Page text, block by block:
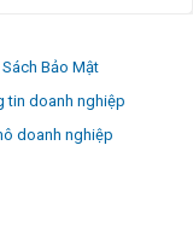
Sách Bảo Mật
tin doanh nghiệp
doanh nghiệp